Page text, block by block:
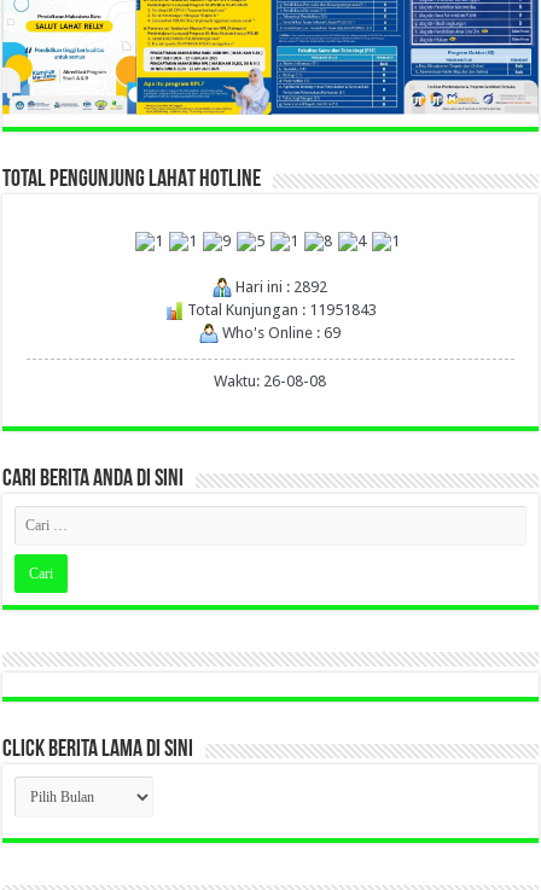
TOTAL PENGUNJUNG LAHAT HOTLINE
Hari ini : 2892
Total Kunjungan : 11951843
Who's Online : 69
Waktu: 26-08-08
CARI BERITA ANDA DI SINI
CLICK BERITA LAMA DI SINI
CLICK
BERITA
LAMA
DI